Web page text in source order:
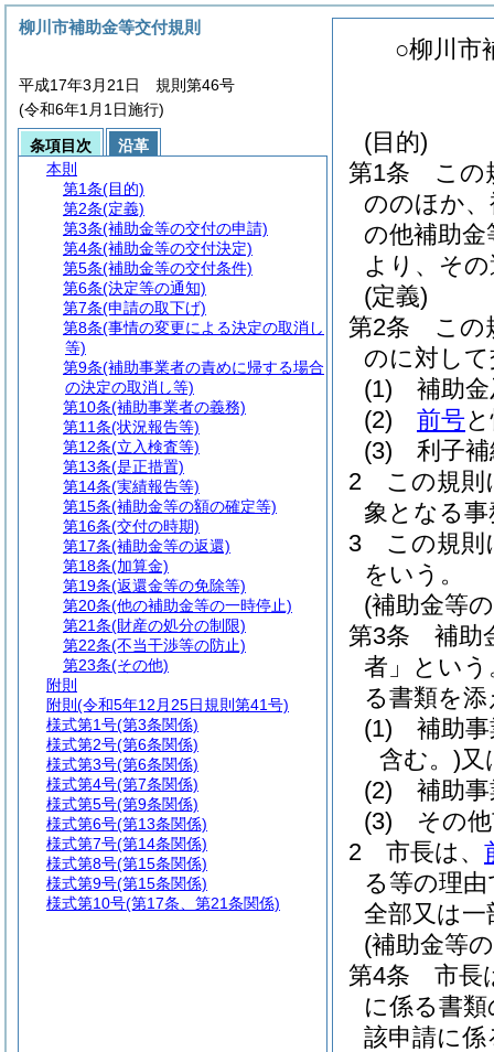
○柳川市
(目的)
第1条
この
ののほか
の他補助
より、そ
(定義)
第2条
この
のに対し
(1)
補助
(2)
前号
(3)
利子
2
この規則
象となる
3
この規則
をいう。
(補助金等
第3条
補助
者」という
る書類を
(1)
補助
含む。)又
(2)
補助
(3)
その
2
市長は、
る等の理
全部又は
(補助金等
第4条
市長
に係る書
該申請に
柳川市補助金等交付規則
平成17年3月21日 規則第46号
(令和6年1月1日施行)
条項目次
沿革
本則
第1条(目的)
第2条(定義)
第3条(補助金等の交付の申請)
第4条(補助金等の交付決定)
第5条(補助金等の交付条件)
第6条(決定等の通知)
第7条(申請の取下げ)
第8条(事情の変更による決定の取消し
等)
第9条(補助事業者の責めに帰する場合
の決定の取消し等)
第10条(補助事業者の義務)
第11条(状況報告等)
第12条(立入検査等)
第13条(是正措置)
第14条(実績報告等)
第15条(補助金等の額の確定等)
第16条(交付の時期)
第17条(補助金等の返還)
第18条(加算金)
第19条(返還金等の免除等)
第20条(他の補助金等の一時停止)
第21条(財産の処分の制限)
第22条(不当干渉等の防止)
第23条(その他)
附則
附則 (令和5年12月25日規則第41号)
様式第1号(第3条関係)
様式第2号(第6条関係)
様式第3号(第6条関係)
様式第4号(第7条関係)
様式第5号(第9条関係)
様式第6号(第13条関係)
様式第7号(第14条関係)
様式第8号(第15条関係)
様式第9号(第15条関係)
様式第10号(第17条、第21条関係)